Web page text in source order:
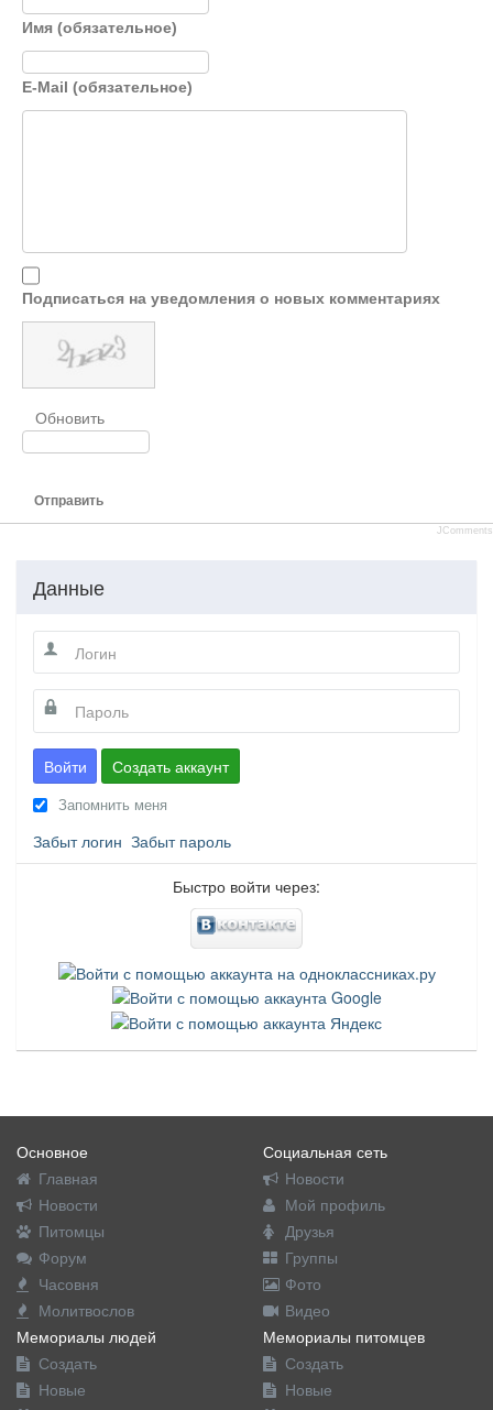
Имя (обязательное)
E-Mail (обязательное)
Подписаться на уведомления о новых комментариях
Обновить
Отправить
JComments
Данные
Войти Создать аккаунт
Запомнить меня
Забыт логин Забыт пароль
Быстро войти через:
Основное
Главная
Новости
Питомцы
Форум
Часовня
Молитвослов
Социальная сеть
Новости
Мой профиль
Друзья
Группы
Фото
Видео
Мемориалы людей
Создать
Новые
Мемориалы питомцев
Создать
Новые